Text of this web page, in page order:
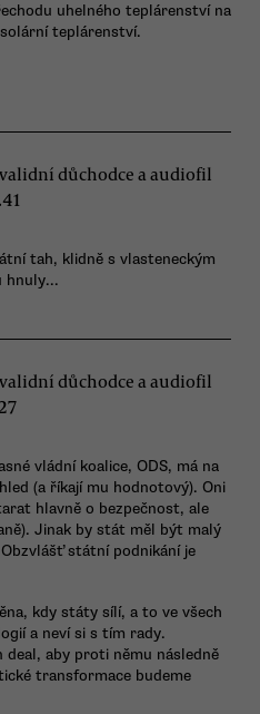
uhelného teplárenství na
teplárenství.
důchodce a audiofil
tah, klidně s vlasteneckým
hnuly...
důchodce a audiofil
vládní koalice, ODS, má na
(a říkají mu hodnotový). Oni
hlavně o bezpečnost, ale
Jinak by stát měl být malý
státní podnikání je
kdy státy sílí, a to ve všech
a neví si s tím rady.
deal, aby proti němu následně
transformace budeme